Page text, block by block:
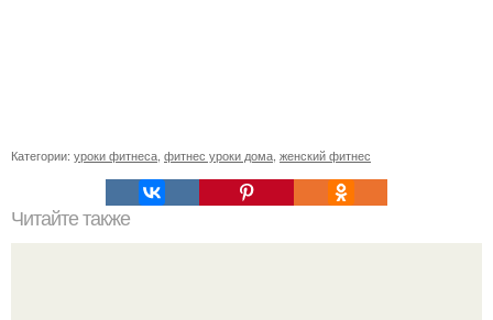
Категории: уроки фитнеса фитнес уроки дома женский фитнес
Читайте также